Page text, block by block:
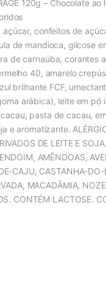
120g – Chocolate ao
açúcar, confeitos de
de mandioca, glicose
de carnaúba, corantes
40, amarelo
brilhante FCF,
arábica), leite em pó
pasta de cacau,
e aromatizante.
DE LEITE E
AMÊNDOAS,
CAJU, CASTANHA-DO-
MACADÂMIA,
CONTÉM LACTOSE.